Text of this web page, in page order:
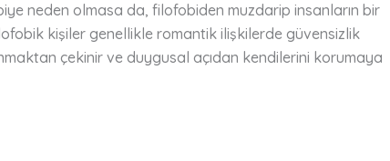
neden olmasa da, filofobiden muzdarip insanların bir
kişiler genellikle romantik ilişkilerde güvensizlik
çekinir ve duygusal açıdan kendilerini korumaya